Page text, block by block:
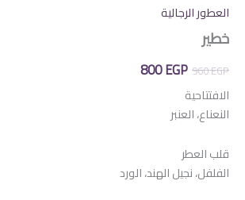
العطور الرجالية
خطير
960EGP
السعر
الأصلي
هو:
960 EGP.
800EGP
السعر
الافتتاحية
النعناع، ​​العنبر
قلب العطر
الفلفل، نجيل الهند، الورد